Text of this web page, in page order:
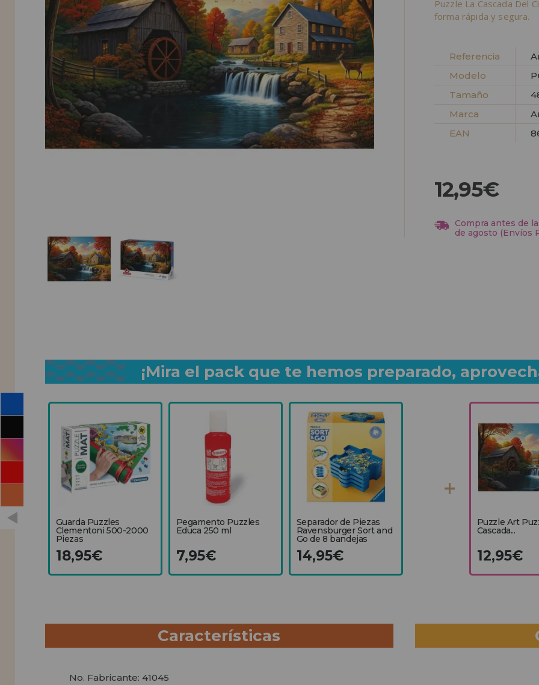
INFORMACIÓN
955 333 133
info@casadelpuzzle.com
Puzzle La Cascada Del
forma rápida y segura.
Referencia
Modelo
Tamaño
Marca
EAN
12,95€
Compra antes de
de agosto (Envíos
¡Mira el pack que te hemos preparado,
Guarda Puzzles
Clementoni 500-2000
Piezas
18,95€
Pegamento Puzzles
Educa 250 ml
7,95€
Separador de Piezas
Ravensburger Sort and
Go de 8 bandejas
14,95€
Puzzle Art
Cascada...
12,95€
Características
No. Fabricante: 41045